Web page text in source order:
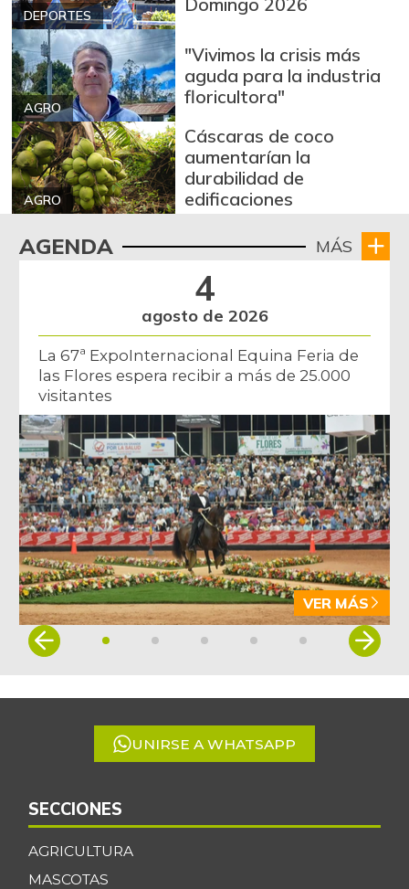
DEPORTES
AGRO
"Vivimos la crisis más
aguda para la industria
floricultora"
AGRO
Cáscaras de coco
aumentarían la
durabilidad de
edificaciones
AGENDA MÁS
4
agosto de 2026
La 67ª ExpoInternacional Equina Feria de
las Flores espera recibir a más de 25.000
visitantes
VER MÁS
Item
5
UNIRSE A WHATSAPP
SECCIONES
AGRICULTURA
MASCOTAS